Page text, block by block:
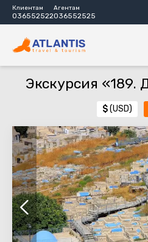
Клиентам
036552522
Агентам
036552525
Экскурсия «189.
$(USD)